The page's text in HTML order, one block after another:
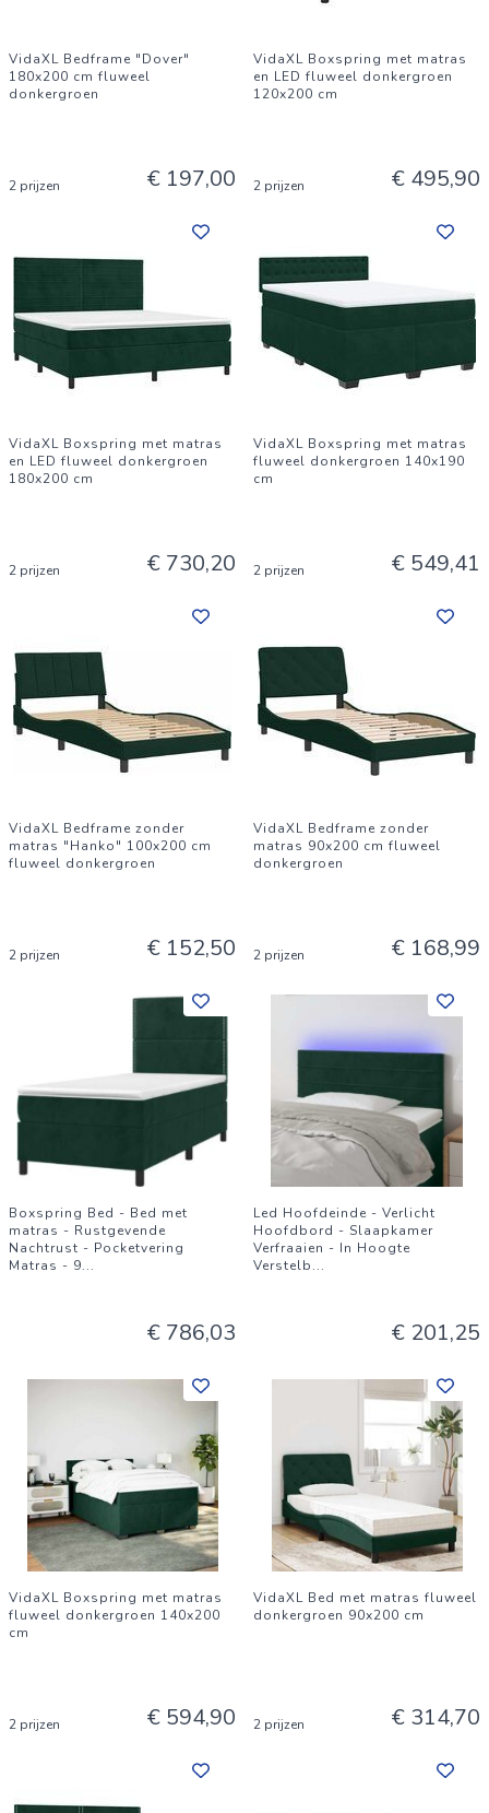
VidaXL Bedframe "Dover"
180x200 cm fluweel
donkergroen
2 prijzen € 197,00
VidaXL Boxspring met matras
en LED fluweel donkergroen
120x200 cm
2 prijzen € 495,90
VidaXL Boxspring met matras
en LED fluweel donkergroen
180x200 cm
2 prijzen € 730,20
VidaXL Boxspring met matras
fluweel donkergroen 140x190
cm
2 prijzen € 549,41
VidaXL Bedframe zonder
matras "Hanko" 100x200 cm
fluweel donkergroen
2 prijzen € 152,50
VidaXL Bedframe zonder
matras 90x200 cm fluweel
donkergroen
2 prijzen € 168,99
Boxspring Bed - Bed met
matras - Rustgevende
Nachtrust - Pocketvering
Matras - 9...
€ 786,03
Led Hoofdeinde - Verlicht
Hoofdbord - Slaapkamer
Verfraaien - In Hoogte
Verstelb...
€ 201,25
VidaXL Boxspring met matras
fluweel donkergroen 140x200
cm
2 prijzen € 594,90
VidaXL Bed met matras fluweel
donkergroen 90x200 cm
2 prijzen € 314,70